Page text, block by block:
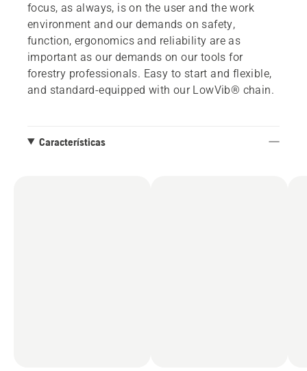
focus, as always, is on the user and the work
environment and our demands on safety,
function, ergonomics and reliability are as
important as our demands on our tools for
forestry professionals. Easy to start and flexible,
and standard-equipped with our LowVib® chain.
Características